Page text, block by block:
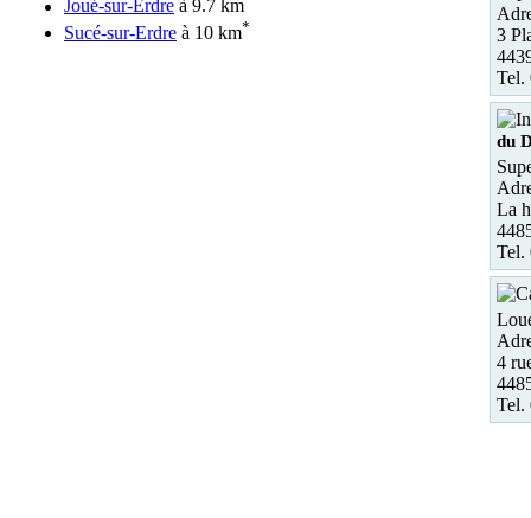
Joué-sur-Erdre à 9.7 km
Sucé-sur-Erdre à 10 km*
3
Tel.
du
La
Tel.
4
Tel.